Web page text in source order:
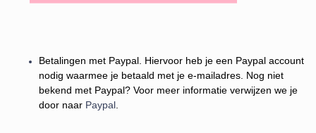
Betalingen met Paypal. Hiervoor heb je een Paypal account
nodig waarmee je betaald met je e-mailadres. Nog niet
bekend met Paypal? Voor meer informatie verwijzen we je
door naar Paypal